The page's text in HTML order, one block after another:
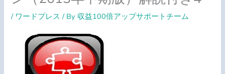
/ ワードプレス / By 収益100倍アップサポートチーム